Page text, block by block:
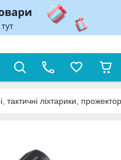
тактичні ліхтарики,